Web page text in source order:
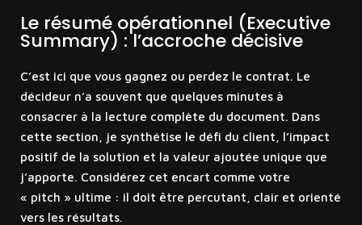
Le résumé opérationnel (Executive
Summary) : l’accroche décisive
C’est ici que vous gagnez ou perdez le contrat. Le
décideur n’a souvent que quelques minutes à
consacrer à la lecture complète du document. Dans
cette section, je synthétise le défi du client, l’impact
positif de la solution et la valeur ajoutée unique que
j’apporte. Considérez cet encart comme votre
« pitch » ultime : il doit être percutant, clair et orienté
vers les résultats.